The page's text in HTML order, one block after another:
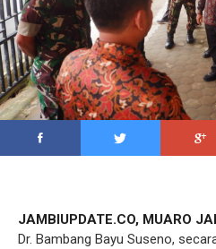
JAMBIUPDATE.CO, MUARO
Dr. Bambang Bayu Suseno,